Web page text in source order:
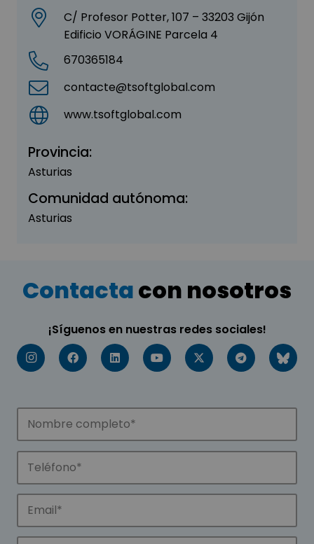
C/ Profesor Potter, 107 – 33203 Gijón
Edificio VORÁGINE Parcela 4
670365184
contacte@tsoftglobal.com
www.tsoftglobal.com
Provincia:
Asturias
Comunidad autónoma:
Asturias
Contactacon nosotros
¡Síguenos en nuestras redes sociales!